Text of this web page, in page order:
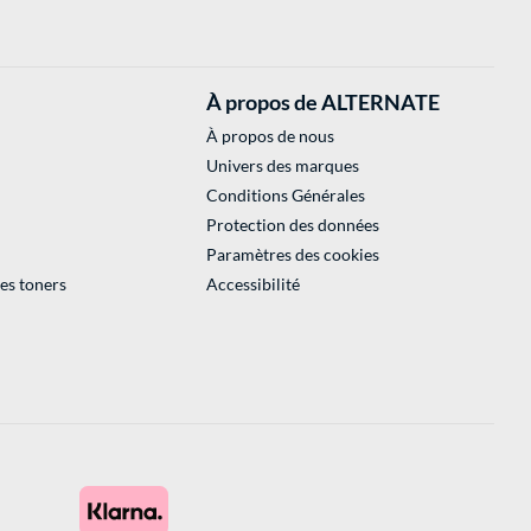
toners
À propos de ALTERNATE
À propos de nous
Univers des marques
Conditions Générales
Protection des données
Paramètres des cookies
Accessibilité